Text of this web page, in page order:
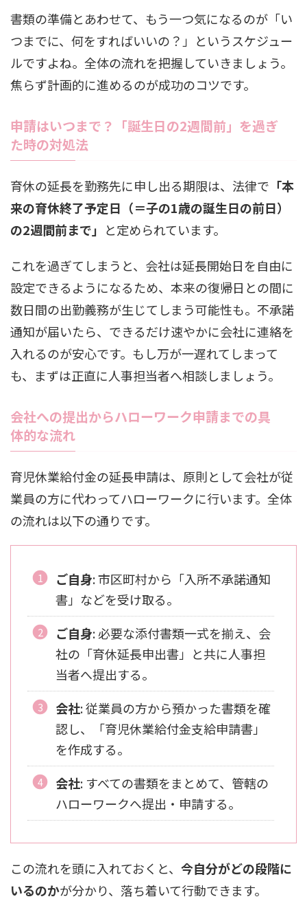
書類の準備とあわせて、もう一つ気になるのが「い
つまでに、何をすればいいの？」というスケジュー
ルですよね。全体の流れを把握していきましょう。
焦らず計画的に進めるのが成功のコツです。
申請はいつまで？「誕生日の2週間前」を過ぎ
た時の対処法
育休の延長を勤務先に申し出る期限は、法律で 「本
来の育休終了予定日（＝子の1歳の誕生日の前日）
の2週間前まで」 と定められています。
これを過ぎてしまうと、会社は延長開始日を自由に
設定できるようになるため、本来の復帰日との間に
数日間の出勤義務が生じてしまう可能性も。不承諾
通知が届いたら、できるだけ速やかに会社に連絡を
入れるのが安心です。もし万が一遅れてしまって
も、まずは正直に人事担当者へ相談しましょう。
会社への提出からハローワーク申請までの具
体的な流れ
育児休業給付金の延長申請は、原則として会社が従
業員の方に代わってハローワークに行います。全体
の流れは以下の通りです。
ご自身: 市区町村から「入所不承諾通知
書」などを受け取る。
ご自身: 必要な添付書類一式を揃え、会
社の「育休延長申出書」と共に人事担
当者へ提出する。
会社: 従業員の方から預かった書類を確
認し、「育児休業給付金支給申請書」
を作成する。
会社: すべての書類をまとめて、管轄の
ハローワークへ提出・申請する。
この流れを頭に入れておくと、 今自分がどの段階に
いるのかが分かり、落ち着いて行動できます。